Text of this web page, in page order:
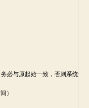
必与原起始一致，否则系统无
）